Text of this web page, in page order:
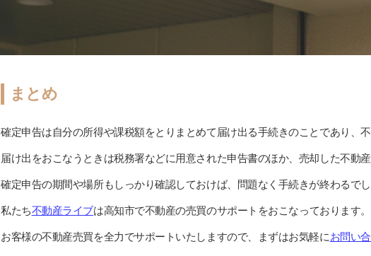
まとめ
確定申告は自分の所得や課税額をとりまとめて届け出る手続きのことであり、
届け出をおこなうときは税務署などに用意された申告書のほか、売却した不動
確定申告の期間や場所もしっかり確認しておけば、問題なく手続きが終わるでし
私たち不動産ライブは高知市で不動産の売買のサポートをおこなっております。
お客様の不動産売買を全力でサポートいたしますので、まずはお気軽にお問い